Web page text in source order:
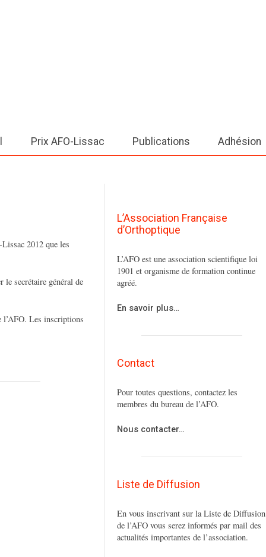
Prix AFO-Lissac Publications Adhésion
2012 que les
le secrétaire général de
l’AFO. Les inscriptions
L’Association Française
d’Orthoptique
L’AFO est une association scientifique loi
1901 et organisme de formation continue
agréé.
En savoir plus…
Contact
Pour toutes questions, contactez les
membres du bureau de l’AFO.
Nous contacter…
Liste de Diffusion
En vous inscrivant sur la Liste de Diffusion
de l’AFO vous serez informés par mail des
actualités importantes de l’association.